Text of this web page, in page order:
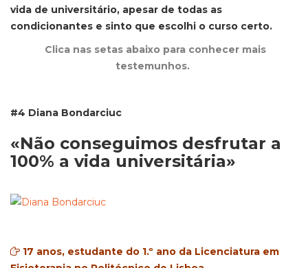
vida de universitário, apesar de todas as
condicionantes e sinto que escolhi o curso certo.
Clica nas setas abaixo para conhecer mais
testemunhos.
#4 Diana Bondarciuc
«Não conseguimos desfrutar a
100% a vida universitária»
17 anos, estudante do 1.º ano da Licenciatura em